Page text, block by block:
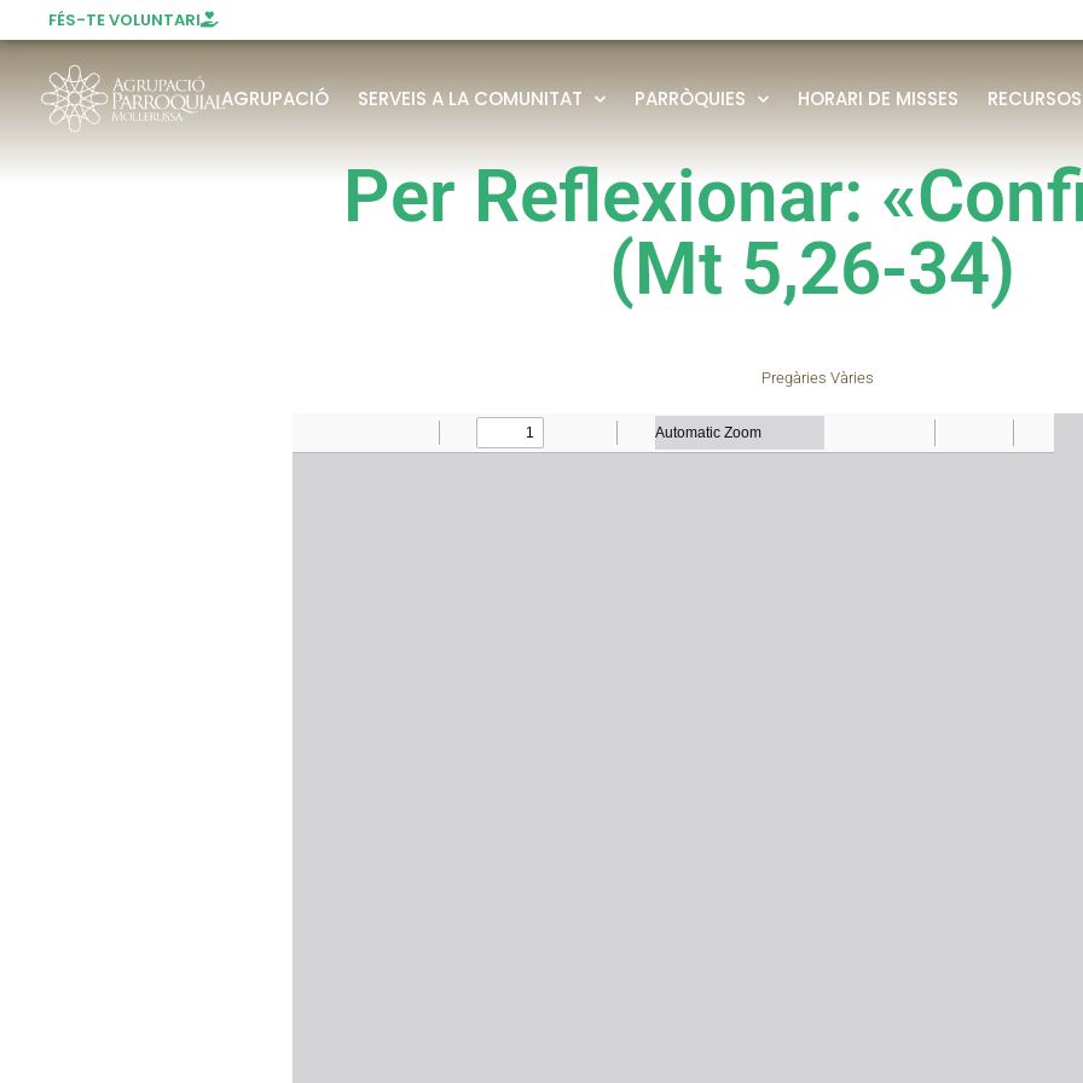
FÉS-TE VOLUNTARI
AGRUPACIÓ SERVEIS A LA COMUNITAT PARRÒQUIES HORARI DE MISSES RECURSOS
Per Reflexionar:
(Mt 5,26-34)
Pregàries Vàries